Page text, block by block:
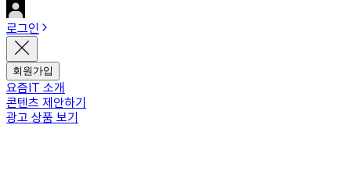
로그인
회원가입
요즘IT 소개
콘텐츠 제안하기
광고 상품 보기